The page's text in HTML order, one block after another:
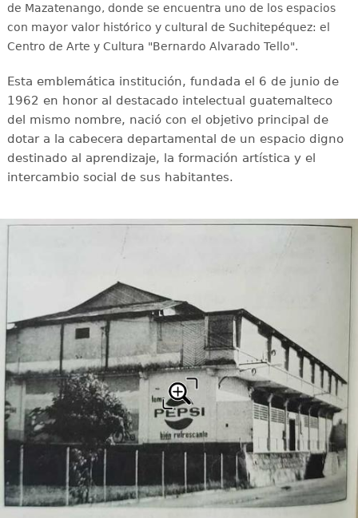
de Mazatenango, donde se encuentra uno de los espacios
con mayor valor histórico y cultural de Suchitepéquez: el
Centro de Arte y Cultura "Bernardo Alvarado Tello".
Esta emblemática institución, fundada el 6 de junio de
1962 en honor al destacado intelectual guatemalteco
del mismo nombre, nació con el objetivo principal de
dotar a la cabecera departamental de un espacio digno
destinado al aprendizaje, la formación artística y el
intercambio social de sus habitantes.